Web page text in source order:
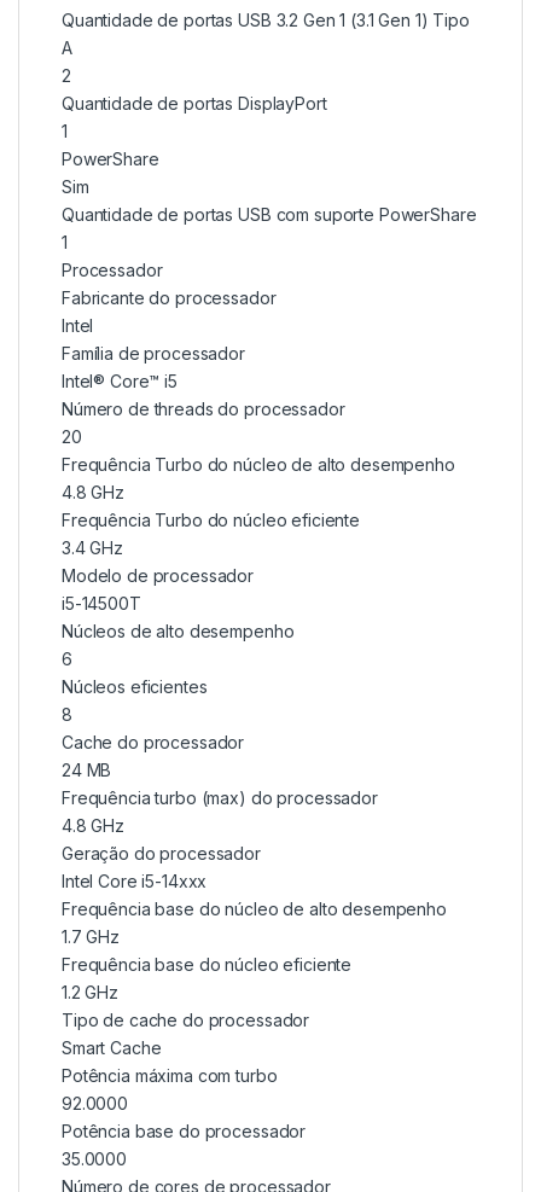
Quantidade de portas USB 3.2 Gen 1 (3.1 Gen 1) Tipo
A
2
Quantidade de portas DisplayPort
1
PowerShare
Sim
Quantidade de portas USB com suporte PowerShare
1
Processador
Fabricante do processador
Intel
Família de processador
Intel® Core™ i5
Número de threads do processador
20
Frequência Turbo do núcleo de alto desempenho
4.8 GHz
Frequência Turbo do núcleo eficiente
3.4 GHz
Modelo de processador
i5-14500T
Núcleos de alto desempenho
6
Núcleos eficientes
8
Cache do processador
24 MB
Frequência turbo (max) do processador
4.8 GHz
Geração do processador
Intel Core i5-14xxx
Frequência base do núcleo de alto desempenho
1.7 GHz
Frequência base do núcleo eficiente
1.2 GHz
Tipo de cache do processador
Smart Cache
Potência máxima com turbo
92.0000
Potência base do processador
35.0000
Número de cores de processador